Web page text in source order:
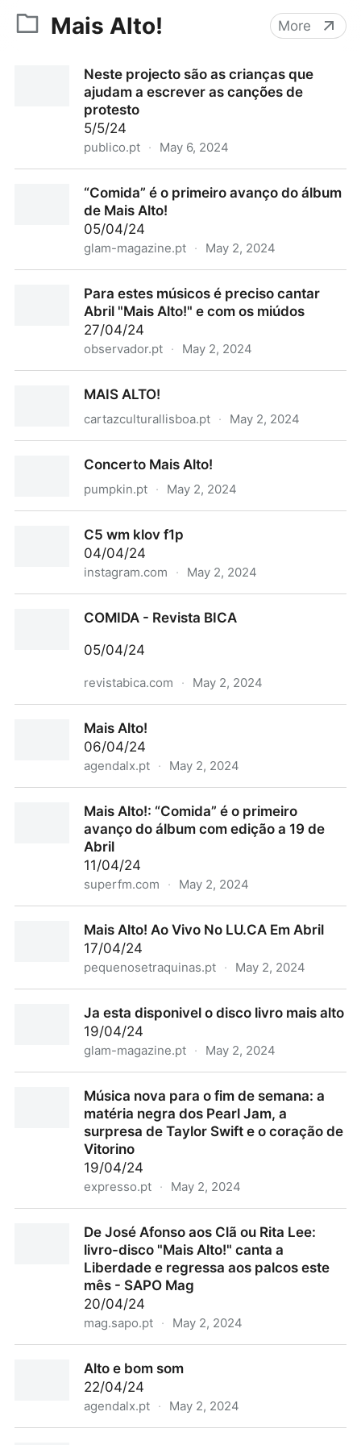
Mais Alto! More
Neste projecto são as crianças que
ajudam a escrever as canções de
protesto
5/5/24
publico.pt · May 6, 2024
escrever as canções de protesto
“Comida” é o primeiro avanço do álbum
de Mais Alto!
05/04/24
glam-magazine.pt · May 2, 2024
Para estes músicos é preciso cantar
Abril "Mais Alto!" e com os miúdos
27/04/24
observador.pt · May 2, 2024
Alto!" e com os miúdos
MAIS ALTO!
cartazculturallisboa.pt · May 2, 2024
Concerto Mais Alto!
pumpkin.pt · May 2, 2024
C5 wm klov f1p
04/04/24
instagram.com · May 2, 2024
COMIDA - Revista BICA
05/04/24
revistabica.com · May 2, 2024
Mais Alto!
06/04/24
agendalx.pt · May 2, 2024
Mais Alto!: “Comida” é o primeiro
avanço do álbum com edição a 19 de
Abril
11/04/24
superfm.com · May 2, 2024
com edição a 19 de Abril
Mais Alto! Ao Vivo No LU.CA Em Abril
17/04/24
pequenosetraquinas.pt · May 2, 2024
Ja esta disponivel o disco livro mais alto
19/04/24
glam-magazine.pt · May 2, 2024
Música nova para o fim de semana: a
matéria negra dos Pearl Jam, a
surpresa de Taylor Swift e o coração de
Vitorino
19/04/24
expresso.pt · May 2, 2024
dos Pearl Jam, a surpresa de Taylor Swift e o
coração de Vitorino
De José Afonso aos Clã ou Rita Lee:
livro-disco "Mais Alto!" canta a
Liberdade e regressa aos palcos este
mês - SAPO Mag
20/04/24
mag.sapo.pt · May 2, 2024
"Mais Alto!" canta a Liberdade e regressa aos palcos
este mês - SAPO Mag
Alto e bom som
22/04/24
agendalx.pt · May 2, 2024